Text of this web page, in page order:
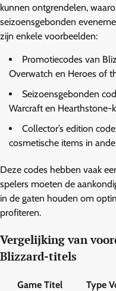
kunnen ontgrendelen,
seizoensgebonden
zijn enkele voorbeelden:
Promotiecodes van
Overwatch en Heroes of
Seizoensgebonden
Warcraft en Hearthstone-
Collector’s edition
cosmetische items in
Deze codes hebben vaak
spelers moeten de
in de gaten houden om
profiteren.
Vergelijking van
Blizzard-titels
Game Titel Type